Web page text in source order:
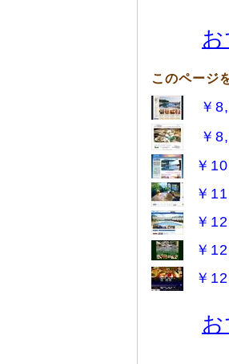
このページ
￥
￥
￥
￥
￥
￥
￥